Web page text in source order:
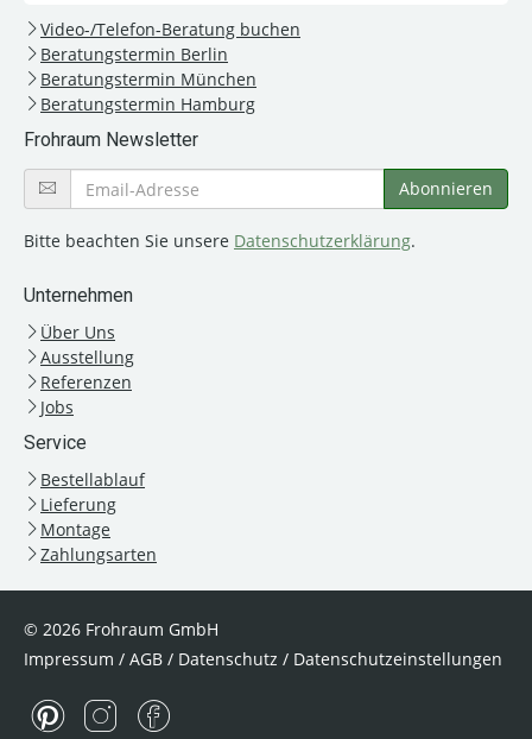
Video-/Telefon-Beratung buchen
Beratungstermin Berlin
Beratungstermin München
Beratungstermin Hamburg
Frohraum Newsletter
Bitte beachten Sie unsere Datenschutzerklärung.
Unternehmen
Über Uns
Ausstellung
Referenzen
Jobs
Service
Bestellablauf
Lieferung
Montage
Zahlungsarten
© 2026 Frohraum GmbH
Impressum / AGB / Datenschutz / Datenschutzeinstellungen